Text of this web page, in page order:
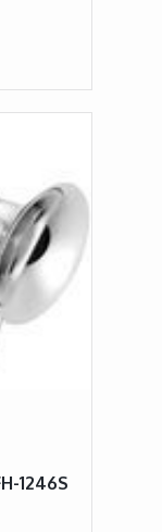
1246S